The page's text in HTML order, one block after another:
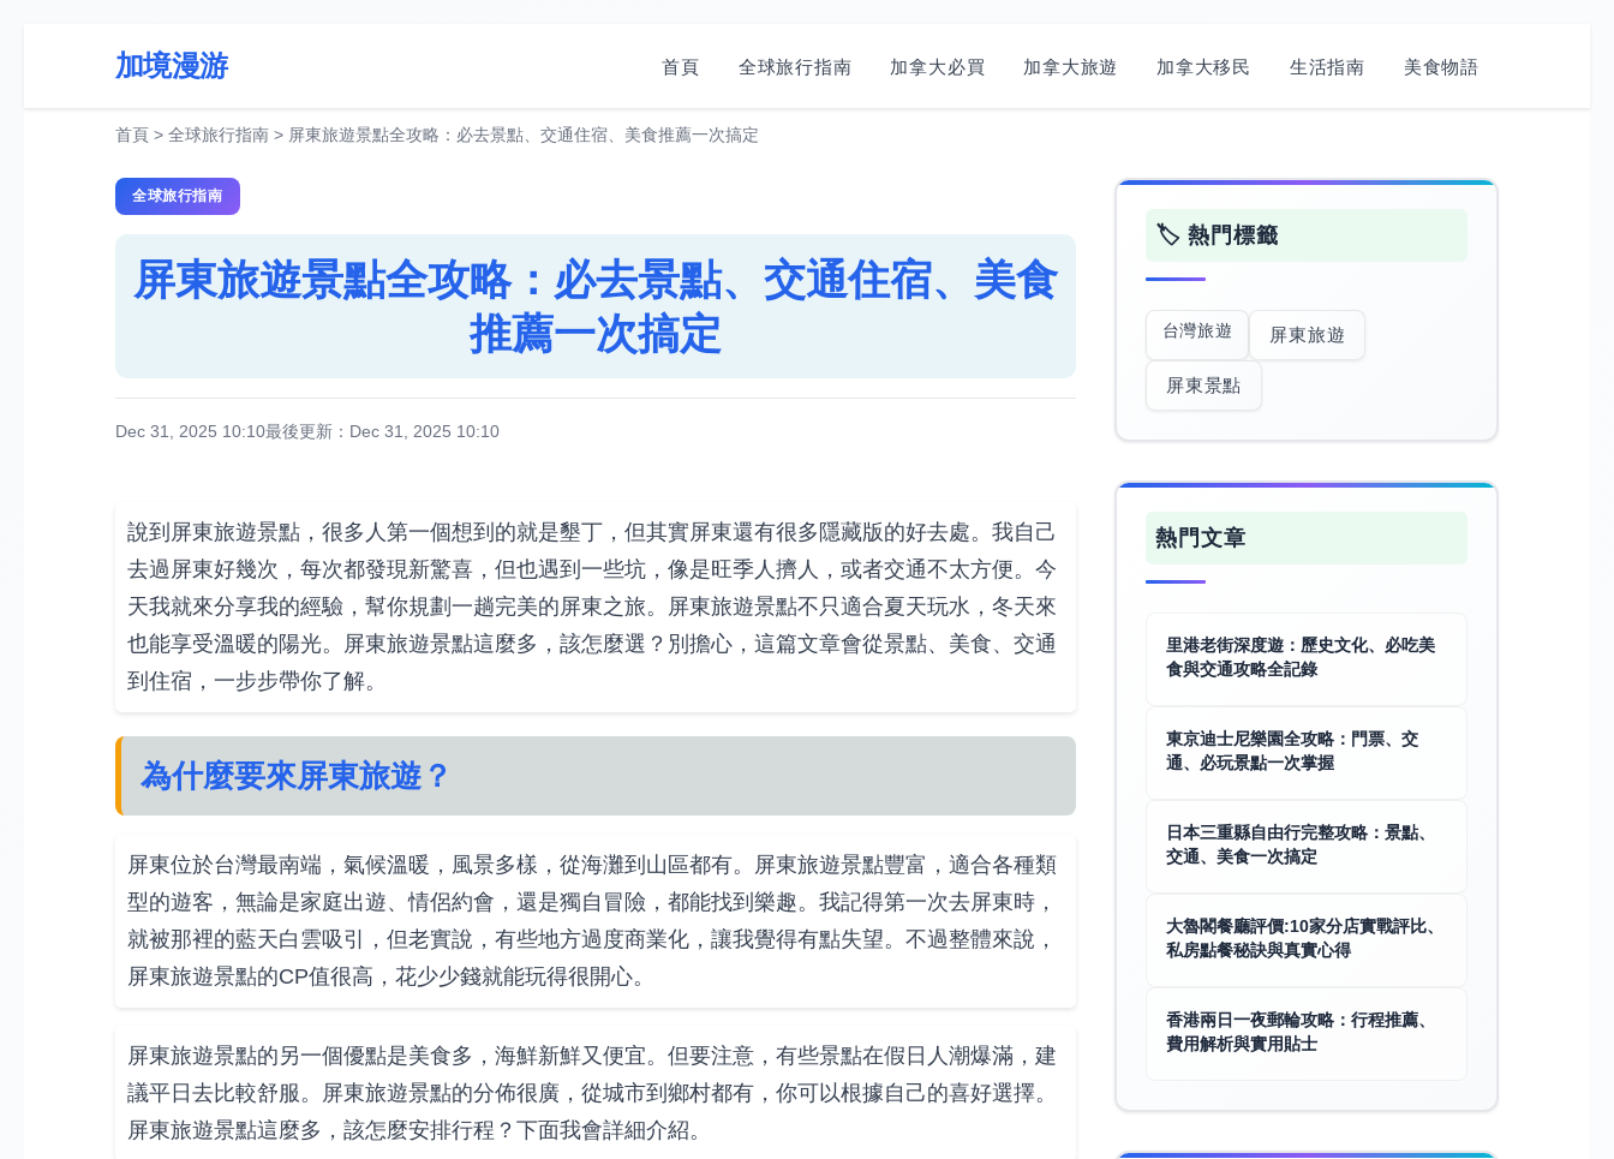
加境漫游 首頁 全球旅行指南 加拿大必買 加拿大旅遊​ 加拿大移民 生活指南 美食物語
首頁 > 全球旅行指南 > 屏東旅遊景點全攻略：必去景點、交通住宿、美食推薦一次搞定
全球旅行指南
屏東旅遊景點全攻略：必去景點、交通住宿、美食
推薦一次搞定
Dec 31, 2025 10:10最後更新：Dec 31, 2025 10:10
說到屏東旅遊景點，很多人第一個想到的就是墾丁，但其實屏東還有很多隱藏版的好去處。我自己
去過屏東好幾次，每次都發現新驚喜，但也遇到一些坑，像是旺季人擠人，或者交通不太方便。今
天我就來分享我的經驗，幫你規劃一趟完美的屏東之旅。屏東旅遊景點不只適合夏天玩水，冬天來
也能享受溫暖的陽光。屏東旅遊景點這麼多，該怎麼選？別擔心，這篇文章會從景點、美食、交通
到住宿，一步步帶你了解。
為什麼要來屏東旅遊？
屏東位於台灣最南端，氣候溫暖，風景多樣，從海灘到山區都有。屏東旅遊景點豐富，適合各種類
型的遊客，無論是家庭出遊、情侶約會，還是獨自冒險，都能找到樂趣。我記得第一次去屏東時，
就被那裡的藍天白雲吸引，但老實說，有些地方過度商業化，讓我覺得有點失望。不過整體來說，
屏東旅遊景點的CP值很高，花少少錢就能玩得很開心。
屏東旅遊景點的另一個優點是美食多，海鮮新鮮又便宜。但要注意，有些景點在假日人潮爆滿，建
議平日去比較舒服。屏東旅遊景點的分佈很廣，從城市到鄉村都有，你可以根據自己的喜好選擇。
屏東旅遊景點這麼多，該怎麼安排行程？下面我會詳細介紹。
🏷️ 熱門標籤
台灣旅遊 屏東旅遊
屏東景點
熱門文章
里港老街深度遊：歷史文化、必吃美
食與交通攻略全記錄
東京迪士尼樂園全攻略：門票、交
通、必玩景點一次掌握
日本三重縣自由行完整攻略：景點、
交通、美食一次搞定
大魯閣餐廳評價:10家分店實戰評比、
私房點餐秘訣與真實心得
香港兩日一夜郵輪攻略：行程推薦、
費用解析與實用貼士